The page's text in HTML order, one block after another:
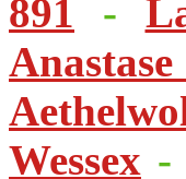
891
-
Wessex